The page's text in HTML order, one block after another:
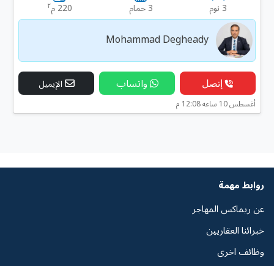
3 نوم 3 حمام 220 م ٢
Mohammad Degheady
إتصل واتساب الإيميل
أغسطس 10 ساعه 12:08 م
روابط مهمة
عن ريماكس المهاجر
خبرائنا العقاريين
وظائف اخرى